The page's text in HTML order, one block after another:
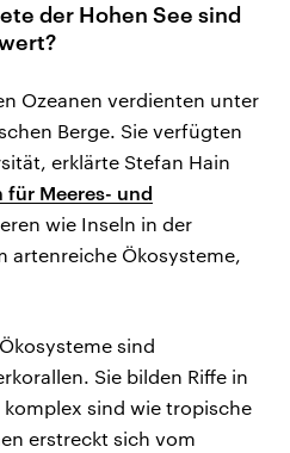
der Hohen See sind
Ozeanen verdienten unter
Berge. Sie verfügten
erklärte Stefan Hain
Meeres- und
wie Inseln in der
artenreiche Ökosysteme,
sind
Sie bilden Riffe in
sind wie tropische
erstreckt sich vom